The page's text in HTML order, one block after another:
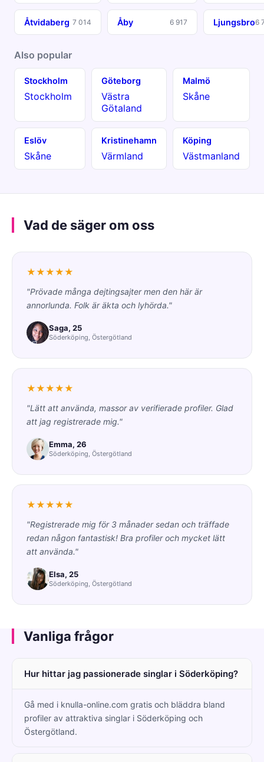
Åtvidaberg 7 014 Åby 6 917 Ljungsbro6
Also popular
Stockholm
Stockholm
Göteborg
Västra
Götaland
Malmö
Skåne
Eslöv
Skåne
Kristinehamn
Värmland
Köping
Västmanland
Vad de säger om oss
★★★★★
"Prövade många dejtingsajter men den här är
annorlunda. Folk är äkta och lyhörda."
Saga, 25
Söderköping, Östergötland
★★★★★
"Lätt att använda, massor av verifierade profiler. Glad
att jag registrerade mig."
Emma, 26
Söderköping, Östergötland
★★★★★
"Registrerade mig för 3 månader sedan och träffade
redan någon fantastisk! Bra profiler och mycket lätt
att använda."
Elsa, 25
Söderköping, Östergötland
Vanliga frågor
Hur hittar jag passionerade singlar i Söderköping?
Gå med i knulla-online.com gratis och bläddra bland
profiler av attraktiva singlar i Söderköping och
Östergötland.